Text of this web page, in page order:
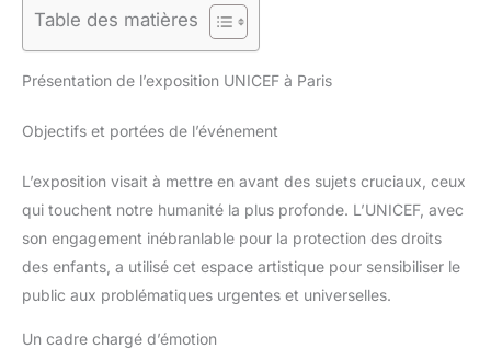
Table des matières
Présentation de l’exposition UNICEF à Paris
Objectifs et portées de l’événement
L’exposition visait à mettre en avant des sujets cruciaux, ceux
qui touchent notre humanité la plus profonde. L’UNICEF, avec
son engagement inébranlable pour la protection des droits
des enfants, a utilisé cet espace artistique pour sensibiliser le
public aux problématiques urgentes et universelles.
Un cadre chargé d’émotion